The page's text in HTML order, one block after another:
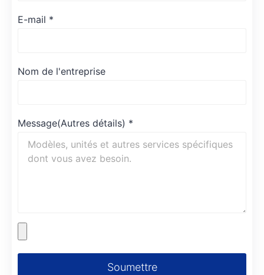
E-mail *
Nom de l'entreprise
Message(Autres détails) *
Soumettre